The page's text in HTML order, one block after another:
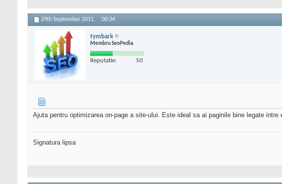
29th September 2011, 00:34
tymbark
Membru SeoPedia
Reputatie: 50
Ajuta pentru optimizarea on-page a site-ului. Este ideal sa ai paginile bine legate
Signatura lipsa